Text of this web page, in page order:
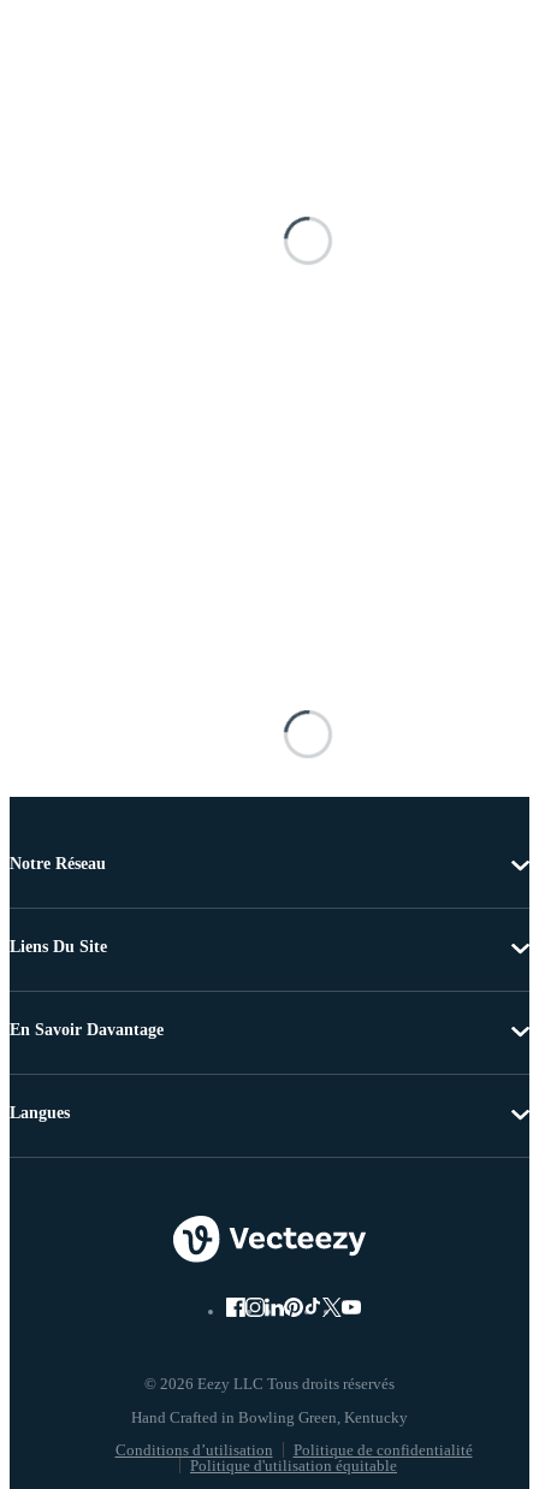
Notre Réseau
Liens Du Site
En Savoir Davantage
© 2026 Eezy LLC Tous droits réservés
Conditions d’utilisation
Politique de confidentialité
Politique d'utilisation équitable
Langues